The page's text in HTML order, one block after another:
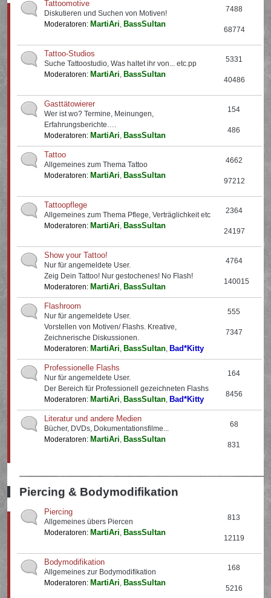
Tattoomotive
Diskutieren und Suchen von Motiven!
Moderatoren: MartiAri, BassSultan
7488
68774
Tattoo-Studios
Suche Tattoostudio, Was haltet ihr von... etc.pp
Moderatoren: MartiAri, BassSultan
5331
40486
Gasttätowierer
Wer ist wo? Termine, Meinungen,
Erfahrungsberichte….
Moderatoren: MartiAri, BassSultan
154
486
Tattoo
Allgemeines zum Thema Tattoo
Moderatoren: MartiAri, BassSultan
4662
97212
Tattoopflege
Allgemeines zum Thema Pflege, Verträglichkeit etc
Moderatoren: MartiAri, BassSultan
2364
24197
Show your Tattoo!
Nur für angemeldete User.
Zeig Dein Tattoo! Nur gestochenes! No Flash!
Moderatoren: MartiAri, BassSultan
4764
140015
Flashroom
Nur für angemeldete User.
Vorstellen von Motiven/ Flashs. Kreative,
Zeichnerische Diskussionen.
Moderatoren: MartiAri, BassSultan, Bad*Kitty
555
7347
Professionelle Flashs
Nur für angemeldete User.
Der Bereich für Professionell gezeichneten Flashs
Moderatoren: MartiAri, BassSultan, Bad*Kitty
164
8456
Literatur und andere Medien
Bücher, DVDs, Dokumentationsfilme...
Moderatoren: MartiAri, BassSultan
68
831
Piercing & Bodymodifikation
Piercing
Allgemeines übers Piercen
Moderatoren: MartiAri, BassSultan
813
12119
Bodymodifikation
Allgemeines zur Bodymodifikation
Moderatoren: MartiAri, BassSultan
168
5216